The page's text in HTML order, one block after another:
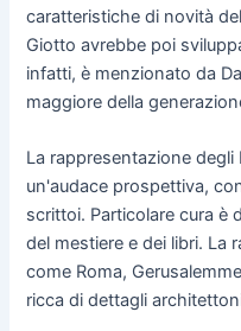
caratteristiche di novità
Giotto avrebbe poi
infatti, è menzionato da
maggiore della
La rappresentazione
un'audace prospettiva,
scrittoi. Particolare cura è
del mestiere e dei libri. La
come Roma,
ricca di dettagli